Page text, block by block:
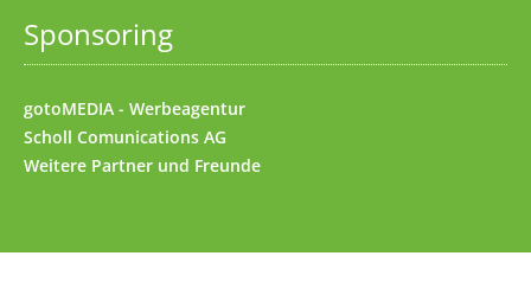
Sponsoring
gotoMEDIA - Werbeagentur
Scholl Comunications AG
Weitere Partner und Freunde